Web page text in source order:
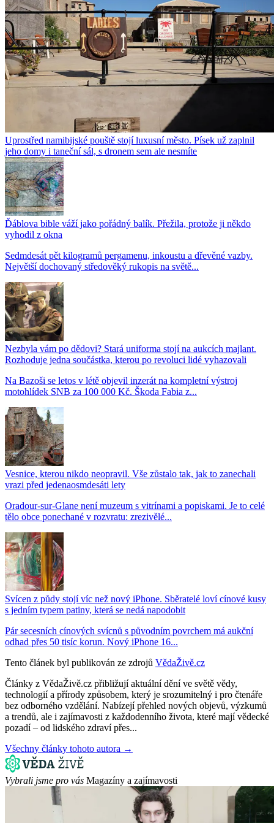
Uprostřed namibijské pouště stojí luxusní město. Písek už zaplnil
jeho domy i taneční sál, s dronem sem ale nesmíte
Ďáblova bible váží jako pořádný balík. Přežila, protože ji někdo
vyhodil z okna
Sedmdesát pět kilogramů pergamenu, inkoustu a dřevěné vazby.
Největší dochovaný středověký rukopis na světě...
Nezbyla vám po dědovi? Stará uniforma stojí na aukcích majlant.
Rozhoduje jedna součástka, kterou po revoluci lidé vyhazovali
Na Bazoši se letos v létě objevil inzerát na kompletní výstroj
motohlídek SNB za 100 000 Kč. Škoda Fabia z...
Vesnice, kterou nikdo neopravil. Vše zůstalo tak, jak to zanechali
vrazi před jedenaosmdesáti lety
Oradour-sur-Glane není muzeum s vitrínami a popiskami. Je to celé
tělo obce ponechané v rozvratu: zrezivělé...
Svícen z půdy stojí víc než nový iPhone. Sběratelé loví cínové kusy
s jedním typem patiny, která se nedá napodobit
Pár secesních cínových svícnů s původním povrchem má aukční
odhad přes 50 tisíc korun. Nový iPhone 16...
Tento článek byl publikován ze zdrojů VědaŽivě.cz
Články z VědaŽivě.cz přibližují aktuální dění ve světě vědy,
technologií a přírody způsobem, který je srozumitelný i pro čtenáře
bez odborného vzdělání. Nabízejí přehled nových objevů, výzkumů
a trendů, ale i zajímavosti z každodenního života, které mají vědecké
pozadí – od lidského zdraví přes...
Všechny články tohoto autora →
Vybrali jsme pro vás Magazíny a zajímavosti